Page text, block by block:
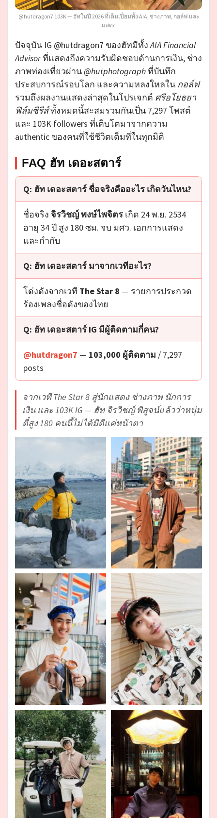
@hutdragon7 103K — ฮัทในปี 2026 ที่เต็มเปี่ยมทั้ง AIA, ช่างภาพ, กอล์ฟ และ
แสดง
ปัจจุบัน IG @hutdragon7 ของฮัทมีทั้งAIA Financial
Advisorที่แสดงถึงความรับผิดชอบด้านการเงิน, ช่าง
ภาพท่องเที่ยวผ่าน@hutphotographที่บันทึก
ประสบการณ์รอบโลก และความหลงใหลใน กอล์ฟ
รวมถึงผลงานแสดงล่าสุดในโปรเจกต์ ศรีอโยธยา
ฟิล์มซีรีส์ทั้งหมดนี้สะสมรวมกันเป็น 7,297 โพสต์
และ 103K followers ที่เติบโตมาจากความ
authentic ของคนที่ใช้ชีวิตเต็มที่ในทุกมิติ
FAQ ฮัท เดอะสตาร์
Q: ฮัท เดอะสตาร์ ชื่อจริงคืออะไร เกิดวันไหน?
ชื่อจริง จิรวิชญ์ พงษ์ไพจิตร เกิด 24 พ.ย. 2534
อายุ 34 ปี สูง 180 ซม. จบ มศว. เอกการแสดง
และกำกับ
Q: ฮัท เดอะสตาร์ มาจากเวทีอะไร?
โด่งดังจากเวที The Star 8 — รายการประกวด
ร้องเพลงชื่อดังของไทย
Q: ฮัท เดอะสตาร์ IG มีผู้ติดตามกี่คน?
@hutdragon7 — 103,000 ผู้ติดตาม / 7,297
posts
จากเวที The Star 8 สู่นักแสดง ช่างภาพ นักการ
เงิน และ 103K IG — ฮัท จิรวิชญ์ พิสูจน์แล้วว่าหนุ่ม
ตี๋สูง 180 คนนี้ไม่ได้มีดีแค่หน้าตา